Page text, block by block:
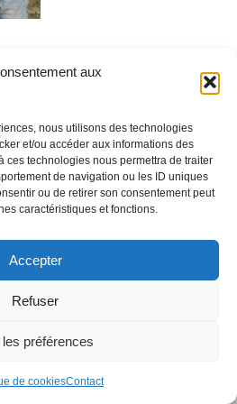
aux
nous utilisons des technologies
et/ou accéder aux informations des
ces technologies nous permettra de traiter
de navigation ou les ID uniques
ou de retirer son consentement peut
caractéristiques et fonctions.
Accepter
Refuser
les préférences
de cookiesContact
Fondation réseau Solidaris